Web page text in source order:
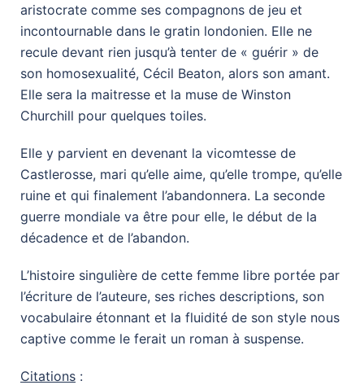
aristocrate comme ses compagnons de jeu et
incontournable dans le gratin londonien. Elle ne
recule devant rien jusqu’à tenter de « guérir » de
son homosexualité, Cécil Beaton, alors son amant.
Elle sera la maitresse et la muse de Winston
Churchill pour quelques toiles.
Elle y parvient en devenant la vicomtesse de
Castlerosse, mari qu’elle aime, qu’elle trompe, qu’elle
ruine et qui finalement l’abandonnera. La seconde
guerre mondiale va être pour elle, le début de la
décadence et de l’abandon.
L’histoire singulière de cette femme libre portée par
l’écriture de l’auteure, ses riches descriptions, son
vocabulaire étonnant et la fluidité de son style nous
captive comme le ferait un roman à suspense.
Citations :